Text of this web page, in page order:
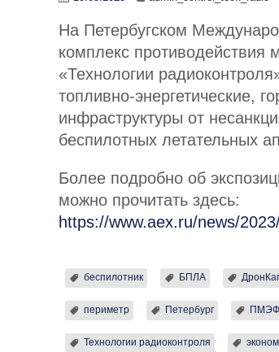
На Петербугском
комплекс
«Технологии
топливно-энергетические,
инфраструктуры от
беспилотных летательных
Более подробно об
можно прочитать здесь:
https://www.aex.ru/news/
беспилотник БПЛА
периметр Петербург ПМЭФ
Технологии радиоконтроля